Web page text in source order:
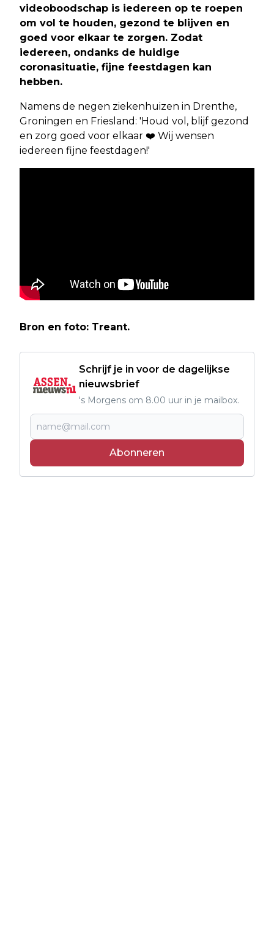
videoboodschap is iedereen op te roepen
om vol te houden, gezond te blijven en
goed voor elkaar te zorgen. Zodat
iedereen, ondanks de huidige
coronasituatie, fijne feestdagen kan
hebben.
Namens de negen ziekenhuizen in Drenthe,
Groningen en Friesland: 'Houd vol, blijf gezond
en zorg goed voor elkaar ❤️ Wij wensen
iedereen fijne feestdagen!'
Bron en foto: Treant.
Schrijf je in voor de dagelijkse
nieuwsbrief
's Morgens om 8.00 uur in je mailbox.
Abonneren